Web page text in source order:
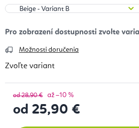
Možnosti doručenia
Zvoľte variant
od 28,90 € až –10 %
od 25,90 €